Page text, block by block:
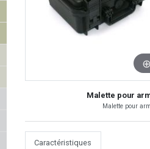
Malette pour
Malette pour
Caractéristiques